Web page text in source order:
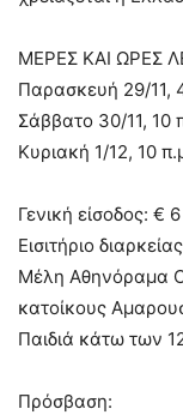
ΜΕΡΕΣ ΚΑΙ ΩΡΕΣ
Παρασκευή 29/11,
Σάββατο 30/11, 10
Κυριακή 1/12, 10
Γενική είσοδος: €
Εισιτήριο
Μέλη Αθηνόραμα
κατοίκους
Παιδιά κάτω των
Πρόσβαση: